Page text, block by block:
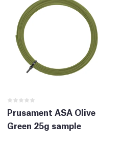
Prusament ASA Olive
Green 25g sample